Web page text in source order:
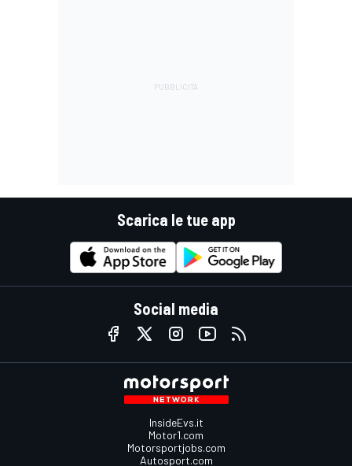
Scarica le tue app
Social media
InsideEvs.it
Motor1.com
Motorsportjobs.com
Autosport.com